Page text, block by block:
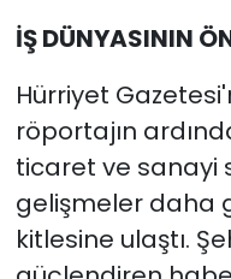
İŞ DÜNYASININ
Hürriyet
röportajın
ticaret ve sanayi
gelişmeler daha
kitlesine ulaştı.